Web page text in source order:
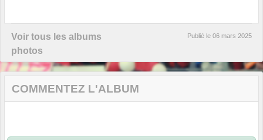
Voir tous les albums
photos
Publié le 06 mars 2025
COMMENTEZ L'ALBUM